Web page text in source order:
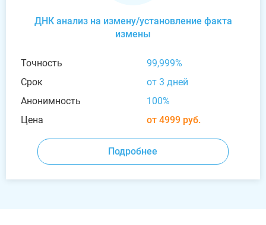
ДНК анализ на измену/установление факта
измены
Точность
99,999%
Срок
от 3 дней
Анонимность
100%
Цена
от 4999 руб.
Подробнее